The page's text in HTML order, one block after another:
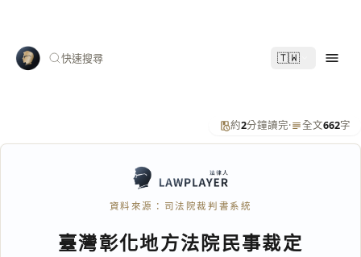
快速搜尋 🇹🇼
約2分鐘讀完· 全文662字
資料來源：司法院裁判書系統
臺灣彰化地方法院民事裁定